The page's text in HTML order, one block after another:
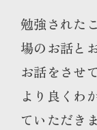
勉強された
場のお話と
お話をさせ
より良くわ
ていただき